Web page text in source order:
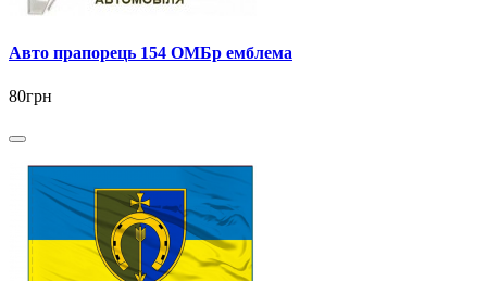
Авто прапорець 154 ОМБр емблема
80грн